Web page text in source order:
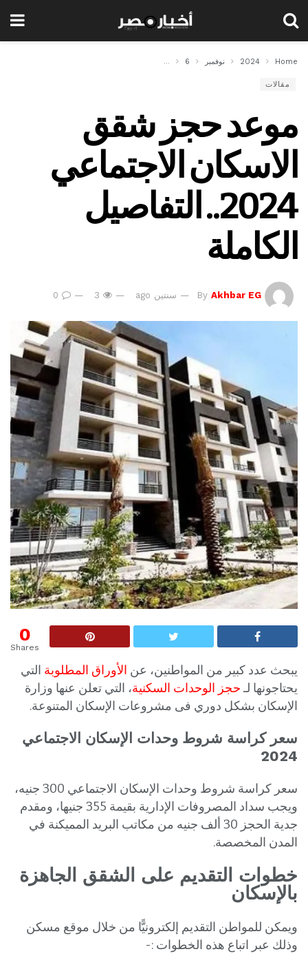
Home
2024 نوفمبر 6 موعد حجز شقق الاسكان الاجتماعي 2024.. التفاصيل الكاملة
مقالات
موعد حجز شقق
الاسكان الاجتماعي
2024.. التفاصيل
الكاملة
By Akhbar EG سنتين ago
0
Shares
يبحث عدد كبير من المواطنين، عن الأوراق المطلوبة التي
يحتاجونها لـحجز الوحدات السكنية، التي تعلن عنها وزارة
الإسكان بشكل دوري فى مشروعات الإسكان المتنوعة.
سعر كراسة شروط وحدات الإسكان الاجتماعي
2024
سعر كراسة شروط وحدات الإسكان الاجتماعي 300 جنيه،
ويجب سداد المصروفات الإدارية بقيمة 355 جنيها، ومقدم
جدية الحجز 30 ألف جنيه من مكاتب البريد المميكنة في
المدن المخصصة.
خطوات التقديم على الشقق الجاهزة
بالإسكان
ويمكن للمواطن التقديم إلكترونيًّا من خلال موقع مسكن
وذلك عبر اتباع هذه الخطوات :-